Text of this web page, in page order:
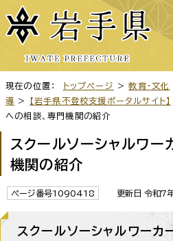
現在の位置： トップページ >教育・文化
導 > 【岩手県不登校支援ポータルサイト】
への相談、専門機関の紹介
スクールソーシャルワー
機関の紹介
ページ番号1090418 更新日 令和7
スクールソーシャルワーカ